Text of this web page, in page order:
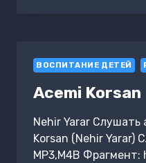
РОДИТЕЛЕЙ
ВОСПИТАНИЕ ДЕТЕЙ
Acemi Korsan
Nehir Yarar Слушать
Korsan (Nehir Yarar)
MP3,M4B Фрагмент: